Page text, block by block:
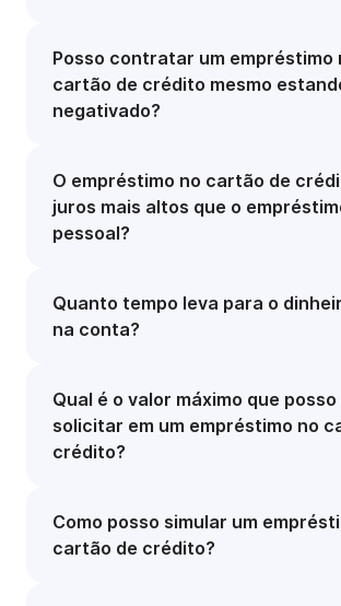
Posso contratar um empréstimo
cartão de crédito mesmo
negativado?
O empréstimo no cartão de
juros mais altos que o
pessoal?
Quanto tempo leva para o
na conta?
Qual é o valor máximo que posso
solicitar em um empréstimo no
crédito?
Como posso simular um
cartão de crédito?